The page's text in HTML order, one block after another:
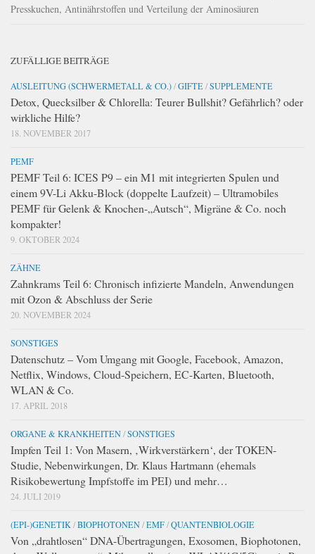
Presskuchen, Antinährstoffen und Verteilung der Aminosäuren
ZUFÄLLIGE BEITRÄGE
AUSLEITUNG (SCHWERMETALL & CO.)/GIFTE/SUPPLEMENTE
Detox, Quecksilber & Chlorella: Teurer Bullshit? Gefährlich? oder
wirkliche Hilfe?
18. NOVEMBER 2017
PEMF
PEMF Teil 6: ICES P9 – ein M1 mit integrierten Spulen und
einem 9V-Li Akku-Block (doppelte Laufzeit) – Ultramobiles
PEMF für Gelenk & Knochen-„Autsch“, Migräne & Co. noch
kompakter!
9. OKTOBER 2024
ZÄHNE
Zahnkrams Teil 6: Chronisch infizierte Mandeln, Anwendungen
mit Ozon & Abschluss der Serie
20. NOVEMBER 2024
SONSTIGES
Datenschutz – Vom Umgang mit Google, Facebook, Amazon,
Netflix, Windows, Cloud-Speichern, EC-Karten, Bluetooth,
WLAN & Co.
17. APRIL 2018
ORGANE & KRANKHEITEN/SONSTIGES
Impfen Teil 1: Von Masern, ‚Wirkverstärkern‘, der TOKEN-
Studie, Nebenwirkungen, Dr. Klaus Hartmann (ehemals
Risikobewertung Impfstoffe im PEI) und mehr…
24. JULI 2019
(EPI-)GENETIK /BIOPHOTONEN/EMF/QUANTENBIOLOGIE
Von „drahtlosen“ DNA-Übertragungen, Exosomen, Biophotonen,